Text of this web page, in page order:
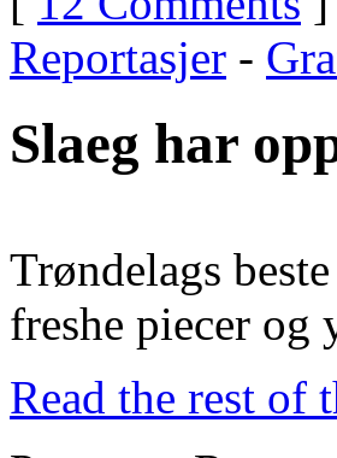
Reportasjer -
Slaeg har
Trøndelags
freshe piecer og
Read the rest of